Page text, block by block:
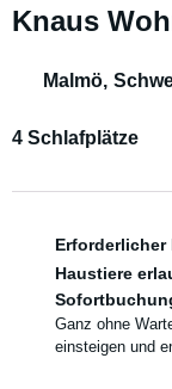
Knaus
Malmö,
4 Schlafplätze
Erforderlicher
Haustiere
Ganz ohne
einsteigen und